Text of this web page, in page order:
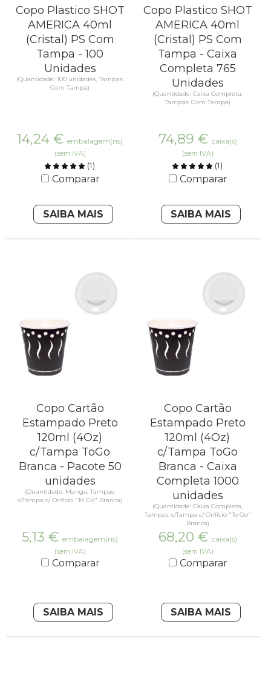
Copo Plastico SHOT
AMERICA 40ml
(Cristal) PS Com
Tampa - 100
Unidades
(Quantidade: 100 unidades, Tampas:
Com Tampa)
14,24 € embalagem(ns)
(sem IVA)
(1)
Comparar
SAIBA MAIS
Copo Plastico SHOT
AMERICA 40ml
(Cristal) PS Com
Tampa - Caixa
Completa 765
Unidades
(Quantidade: Caixa Completa,
Tampas: Com Tampa)
74,89 € caixa(s)
(sem IVA)
(1)
Comparar
SAIBA MAIS
Copo Cartão
Estampado Preto
120ml (4Oz)
c/Tampa ToGo
Branca - Pacote 50
unidades
(Quantidade: Manga, Tampas:
c/Tampa c/ Orifício "To Go" Branca)
5,13 € embalagem(ns)
(sem IVA)
Comparar
SAIBA MAIS
Copo Cartão
Estampado Preto
120ml (4Oz)
c/Tampa ToGo
Branca - Caixa
Completa 1000
unidades
(Quantidade: Caixa Completa,
Tampas: c/Tampa c/ Orifício "To Go"
Branca)
68,20 € caixa(s)
(sem IVA)
Comparar
SAIBA MAIS